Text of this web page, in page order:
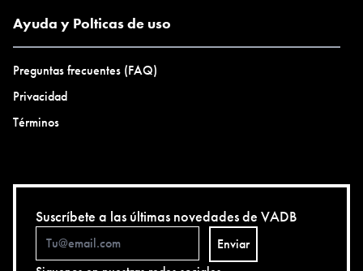
Ayuda y Polticas de uso
Preguntas frecuentes (FAQ)
Privacidad
Términos
Suscríbete a las últimas novedades de VADB
Enviar